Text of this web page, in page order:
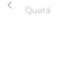
Quatá